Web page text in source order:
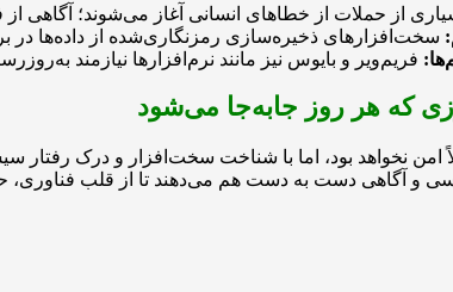
از حملات از خطاهای انسانی آغاز می‌شوند؛
سخت‌افزارهای ذخیره‌سازی رمزنگاری‌شده از داده‌ها در
فریم‌ویر و بایوس نیز مانند نرم‌افزارها نیازمند
که هر روز جابه‌جا می‌شود
امن نخواهد بود، اما با شناخت سخت‌افزار و درک
و آگاهی دست به دست هم می‌دهند تا از قلب فناوری،